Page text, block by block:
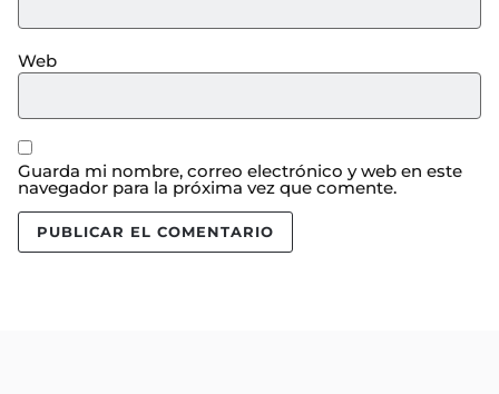
Web
Guarda mi nombre, correo electrónico y web en este
navegador para la próxima vez que comente.